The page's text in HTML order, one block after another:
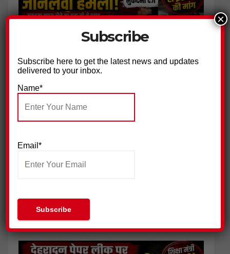
ग्राम प्रधान के भाई पर हमला, 18 नामजद आरोपियों पर मुकदमा दर्ज
जिला प्रेस क्लब हरिद्वार ने की पत्रकार सुरक्षा आयोग गठित किए जाने की
मांग
Subscribe
Subscribe here to get the latest news and updates
delivered to your inbox.
Name*
Email*
×